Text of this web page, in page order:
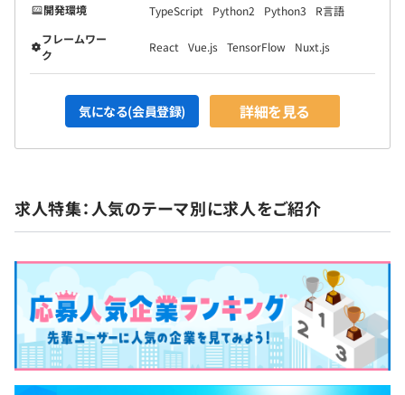
プロダクトの企画から開発、保守までを担当します。
開発環境
TypeScript Python2 Python3
R言語
フレームワー
ク
React Vue.js TensorFlow Nuxt.js
気になる(会員登録) 詳細を見る
求人特集：人気のテーマ別に求人をご紹介